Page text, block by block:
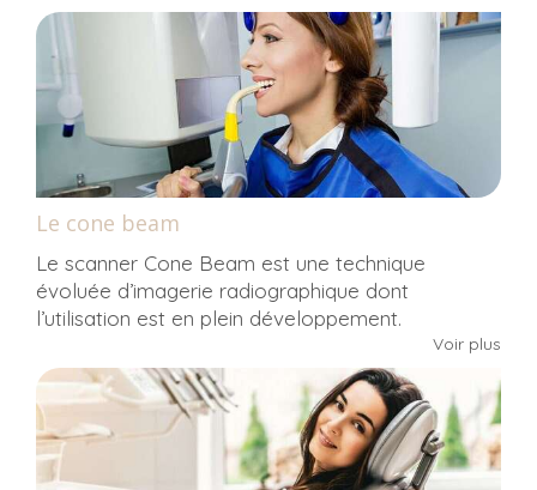
Le cone beam
Le scanner Cone Beam est une technique
évoluée d’imagerie radiographique dont
l’utilisation est en plein développement.
Voir plus